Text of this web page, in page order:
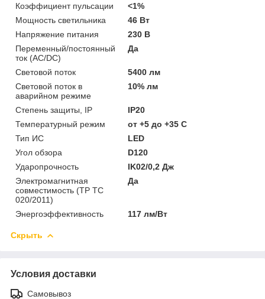
Коэффициент пульсации
<1%
Мощность светильника
46 Вт
Напряжение питания
230 В
Переменный/постоянный
ток (AC/DC)
Да
Световой поток
5400 лм
Световой поток в
аварийном режиме
10% лм
Степень защиты, IP
IP20
Температурный режим
от +5 до +35 C
Тип ИС
LED
Угол обзора
D120
Ударопрочность
IK02/0,2 Дж
Электромагнитная
совместимость (ТР ТС
020/2011)
Да
Энергоэффективность 117 лм/Вт
Скрыть
Условия доставки
Самовывоз